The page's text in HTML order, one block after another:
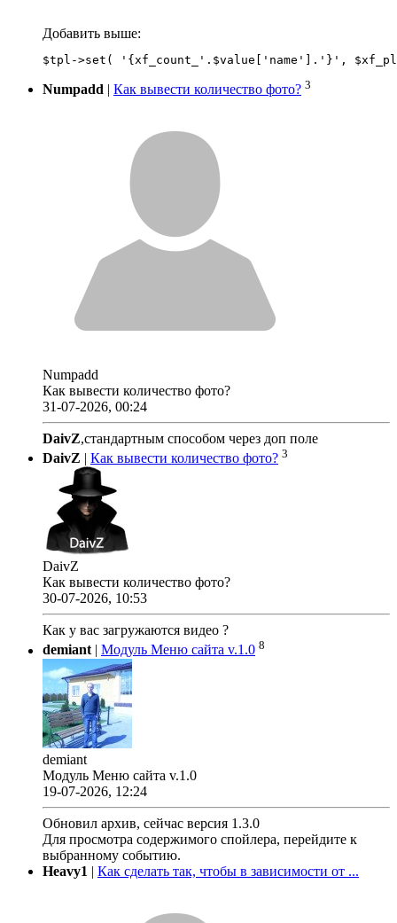
Добавить выше:
Numpadd | Как вывести количество фото? 3
Numpadd
Как вывести количество фото?
31-07-2026, 00:24
DaivZ,стандартным способом через доп поле
DaivZ | Как вывести количество фото? 3
DaivZ
Как вывести количество фото?
30-07-2026, 10:53
Как у вас загружаются видео ?
demiant| Модуль Меню сайта v.1.0 8
demiant
Модуль Меню сайта v.1.0
19-07-2026, 12:24
Обновил архив, сейчас версия 1.3.0
Для просмотра содержимого спойлера, перейдите к
выбранному событию.
Heavy1 | Как сделать так, чтобы в зависимости от ...